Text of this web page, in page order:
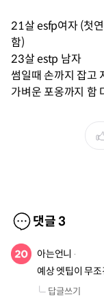
21살 esfp여자 (첫
함)
23살 estp 남자
썸일때 손까지 잡고
가벼운 포옹까지 함
댓글3
아는언니
예상 엣팁이 무
답글쓰기